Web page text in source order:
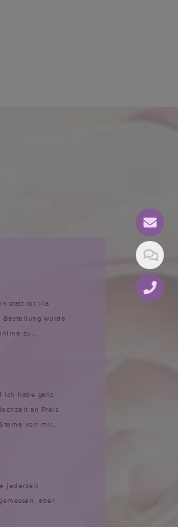
statt rot lila
Bestellung wurde
zu...
ich habe ganz
an Preis
von mir...
jederzeit
aber